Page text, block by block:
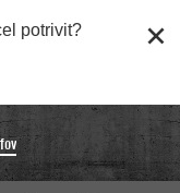
potrivit?